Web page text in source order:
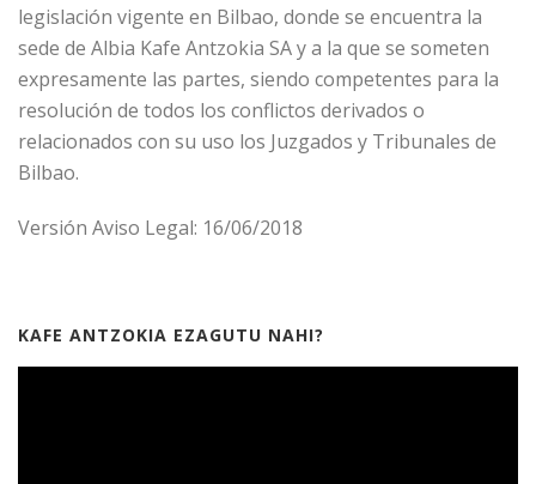
legislación vigente en Bilbao, donde se encuentra la
sede de Albia Kafe Antzokia SA y a la que se someten
expresamente las partes, siendo competentes para la
resolución de todos los conflictos derivados o
relacionados con su uso los Juzgados y Tribunales de
Bilbao.
Versión Aviso Legal: 16/06/2018
KAFE ANTZOKIA EZAGUTU NAHI?